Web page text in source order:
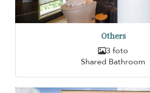
Others
3 foto
Shared Bathroom